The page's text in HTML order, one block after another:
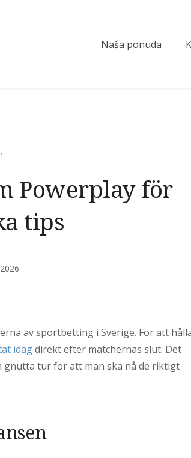
Naša ponuda
Powerplay för
tips
av sportbetting i Sverige. För att
idagdirekt efter matchernas slut. Det
gnutta tur för att man ska nå de riktigt